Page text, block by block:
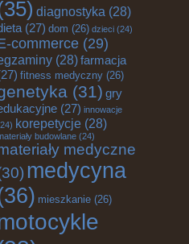
diagnostyka (28)
(27) dom (26) dzieci (24)
commerce (29)
(28)farmacja
fitness medyczny (26)
(31) gry
(27) innowacje
korepetycje (28)
budowlane (24)
medyczne
medycyna
mieszkanie (26)